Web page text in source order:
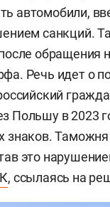
автомобили,
санкций.
обращения
Речь идет о
Польшу в 2023
знаков. Таможня
это
, ссылаясь на